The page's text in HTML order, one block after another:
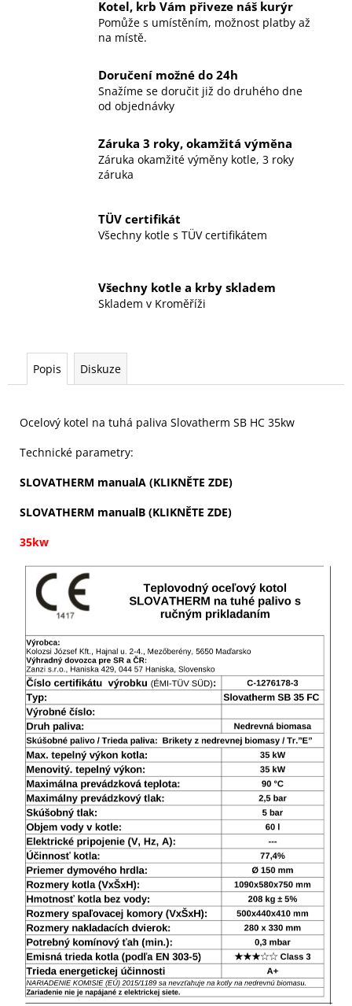
Kotel, krb Vám přiveze náš kurýr
Pomůže s umístěním, možnost platby až
na místě.
Doručení možné do 24h
Snažíme se doručit již do druhého dne
od objednávky
Záruka 3 roky, okamžitá výměna
Záruka okamžité výměny kotle, 3 roky
záruka
TÜV certifikát
Všechny kotle s TÜV certifikátem
Všechny kotle a krby skladem
Skladem v Kroměříži
Popis Diskuze
Ocelový kotel na tuhá paliva Slovatherm SB HC 35kw
Technické parametry:
SLOVATHERM manualA (KLIKNĚTE ZDE)
SLOVATHERM manualB (KLIKNĚTE ZDE)
35kw